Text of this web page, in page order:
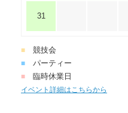
31
■ 競技会
■ パーティー
■ 臨時休業日
イベント詳細はこちらから